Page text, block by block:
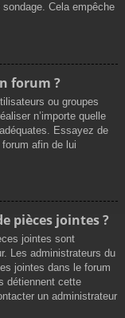
Cela empêche
forum ?
ou groupes
n’importe quelle
Essayez de
afin de lui
pièces jointes ?
jointes sont
Les administrateurs du
jointes dans le forum
détiennent cette
un administrateur